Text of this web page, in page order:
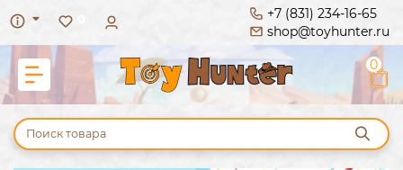
+7 (831) 234-16-65
shop@toyhunter.ru
0